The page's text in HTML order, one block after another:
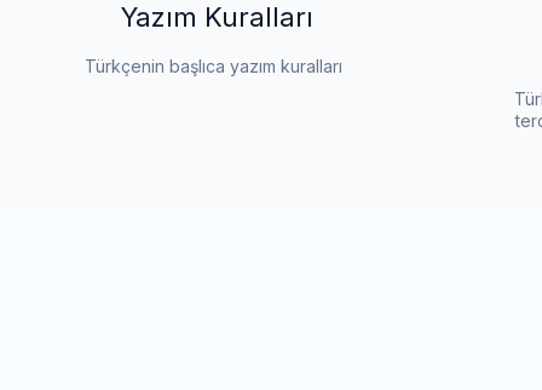
Yazım Kuralları
Türkçenin başlıca yazım kuralları